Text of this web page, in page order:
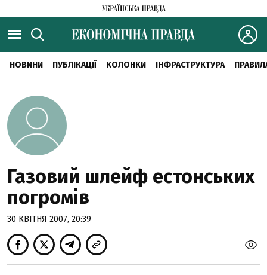
НОВИНИ ПУБЛІКАЦІЇ КОЛОНКИ ІНФРАСТРУКТУРА
Газовий шлейф естонських
погромів
30 КВІТНЯ 2007, 20:39